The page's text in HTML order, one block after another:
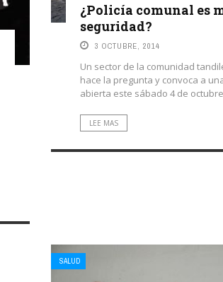
¿Policía comunal es
seguridad?
3 OCTUBRE, 2014
Un sector de la comunidad
hace la pregunta y convoca a
abierta este sábado 4 de octubre
LEE MAS
SALUD